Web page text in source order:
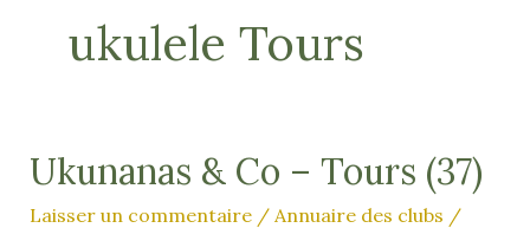
ukulele Tours
Ukunanas & Co – Tours (37)
Laisser un commentaire / Annuaire des clubs /